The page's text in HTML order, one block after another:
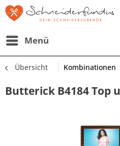
Menü
Übersicht Kombinationen
Butterick B4184 Top